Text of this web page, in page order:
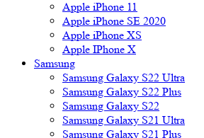
Apple iPhone 11
Apple iPhone SE 2020
Apple iPhone XS
Apple IPhone X
Samsung
Samsung Galaxy S22 Ultra
Samsung Galaxy S22 Plus
Samsung Galaxy S22
Samsung Galaxy S21 Ultra
Samsung Galaxy S21 Plus